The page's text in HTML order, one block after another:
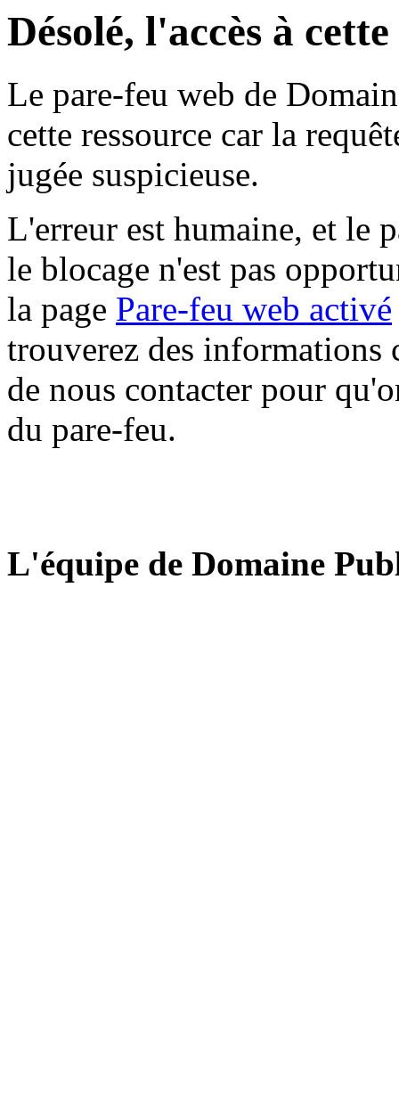
Désolé, l'accès à
Le pare-feu web de
cette ressource car la
jugée suspicieuse.
L'erreur est humaine, et le
le blocage n'est pas
la page Pare-feu web activé
trouverez des informations
de nous contacter pour
du pare-feu.
L'équipe de Domaine